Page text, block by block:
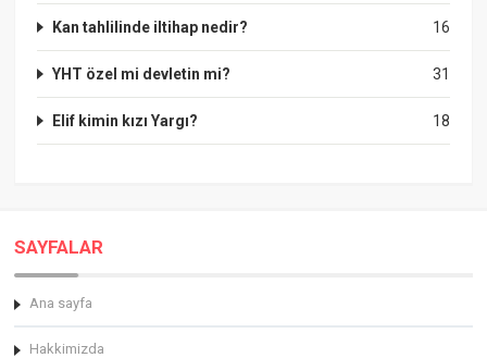
16
Kan tahlilinde iltihap nedir?
31
YHT özel mi devletin mi?
18
Elif kimin kızı Yargı?
SAYFALAR
Ana sayfa
Hakkimizda